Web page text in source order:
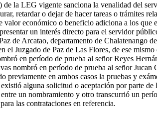
la LEG vigente sanciona la venalidad del
retardar o dejar de hacer tareas o trámites
económico o beneficio adiciona a los
un interés directo para el servidor
de Arcatao, departamento de Chalatenango
Juzgado de Paz de Las Flores, de ese
en período de prueba al señor Reyes
nombró en período de prueba al señor
en ambos casos la pruebas y
alguna solicitud o aceptación por parte
un nombramiento y otro transcurrió un
las contrataciones en referencia.